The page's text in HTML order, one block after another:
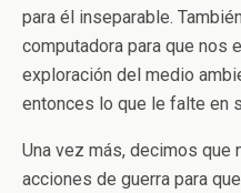
para él inseparable.
computadora para que nos
exploración del medio
entonces lo que le falte en
Una vez más, decimos que
acciones de guerra para